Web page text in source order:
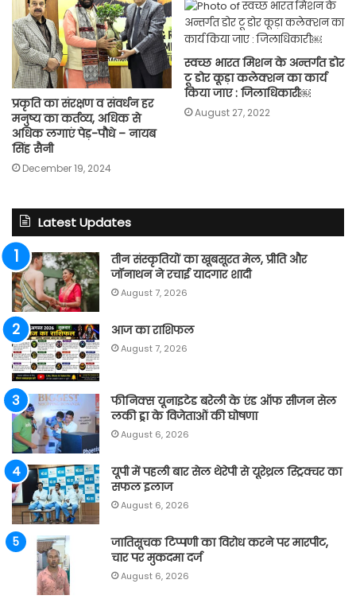
प्रकृति का संरक्षण व संवर्धन हर
मनुष्य का कर्तव्य, अधिक से
अधिक लगाएं पेड़-पौधे – नायब
सिंह सैनी
December 19, 2024
स्वच्छ भारत मिशन के अन्तर्गत डोर
टू डोर कूड़ा कलेक्शन का कार्य
किया जाए : जिलाधिकारी￼
August 27, 2022
Latest Updates
तीन संस्कृतियों का खूबसूरत मेल, प्रीति और
जॉनाथन ने रचाई यादगार शादी
August 7, 2026
आज का राशिफल
August 7, 2026
फीनिक्स यूनाइटेड बरेली के एंड ऑफ सीजन सेल
लकी ड्रा के विजेताओं की घोषणा
August 6, 2026
यूपी में पहली बार सेल थेरेपी से यूरेथ्रल स्ट्रिक्चर का
सफल इलाज
August 6, 2026
जातिसूचक टिप्पणी का विरोध करने पर मारपीट,
चार पर मुकदमा दर्ज
August 6, 2026